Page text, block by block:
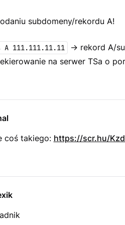
subdomeny/rekordu A!
A 111.111.11.11 -> rekord A/
na serwer TSa o
coś takiego: https://scr.hu/